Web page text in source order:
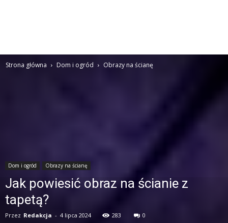
Strona główna Dom i ogród Obrazy na ścianę
Dom i ogród Obrazy na ścianę
Jak powiesić obraz na ścianie z
tapetą?
Przez Redakcja - 4 lipca 2024 283 0